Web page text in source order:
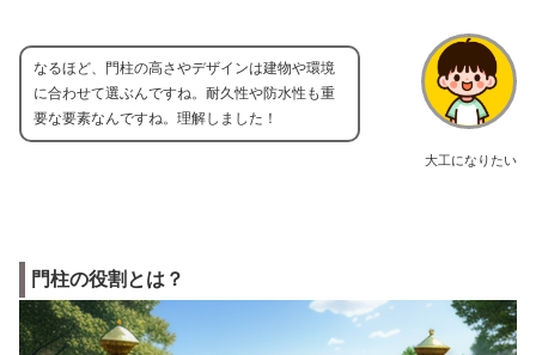
大工になりたい
なるほど、門柱の高さやデザインは建物や環境
に合わせて選ぶんですね。耐久性や防水性も重
要な要素なんですね。理解しました！
門柱の役割とは？